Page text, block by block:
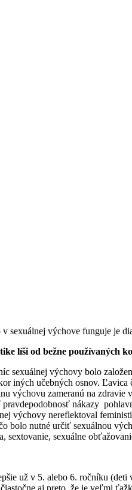
sexuálnej výchove funguje je
líši od bežne používaných
sexuálnej výchovy bolo
iných učebných osnov. Ľavica
výchovu zameranú na zdravie
nákazy
výchovy nereflektoval
bolo nutné určiť sexuálnou
sextovanie, sexuálne
už v 5. alebo 6. ročníku
aj preto, že je veľmi